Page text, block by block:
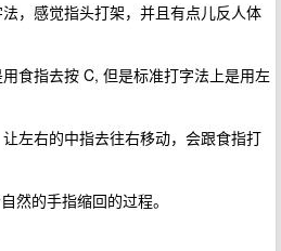
，感觉指头打架，并且有点儿反人体
食指去按 C, 但是标准打字法上是用左
左右的中指去往右移动，会跟食指打
然的手指缩回的过程。